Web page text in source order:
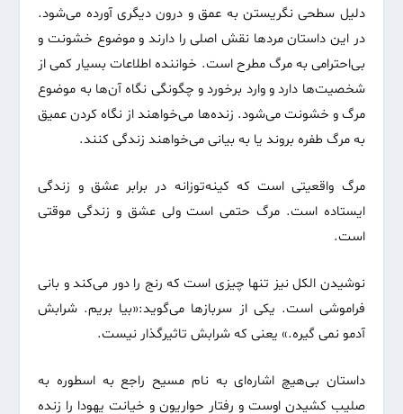
دلیل سطحی نگریستن به عمق و درون دیگری آورده می‌شود.
در این داستان مردها نقش اصلی را دارند و موضوع خشونت و
بی‌احترامی به مرگ مطرح است. خواننده اطلاعات بسیار کمی از
شخصیت‌ها دارد و وارد برخورد و چگونگی نگاه آن‌ها به موضوع
مرگ و خشونت می‌شود. زنده‌ها می‌خواهند از نگاه کردن عمیق
به مرگ طفره بروند یا به بیانی می‌خواهند زندگی کنند.
مرگ واقعیتی است که کینه‌توزانه در برابر عشق و زندگی
ایستاده است. مرگ حتمی است ولی عشق و زندگی موقتی
است.
نوشیدن الکل نیز تنها چیزی است که رنج را دور می‌کند و بانی
فراموشی است. یکی از سربازها می‌گوید:«بیا بریم. شرابش
آدمو نمی گیره.» یعنی که شرابش تاثیرگذار نیست.
داستان بی‌هیچ اشاره‌ای به نام مسیح راجع به اسطوره به
صلیب کشیدن اوست و رفتار حواریون و خیانت یهودا را زنده